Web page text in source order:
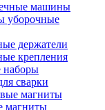
машины
уборочные
держатели
крепления
наборы
сварки
магниты
магниты